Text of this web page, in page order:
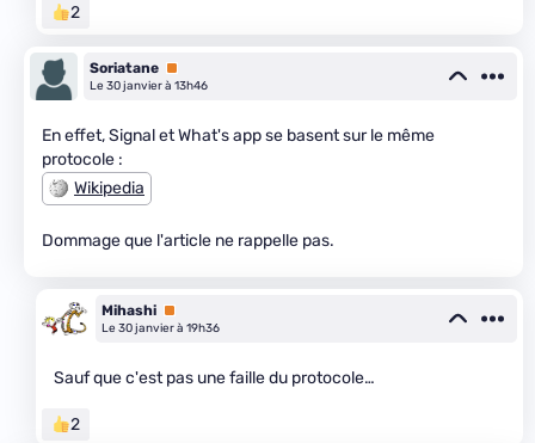
2
Soriatane Premium
Le 30 janvier à 13h46
En effet, Signal et What's app se basent sur le même
protocole :
Wikipedia
Dommage que l'article ne rappelle pas.
Mihashi Premium
Le 30 janvier à 19h36
Sauf que c'est pas une faille du protocole…
2